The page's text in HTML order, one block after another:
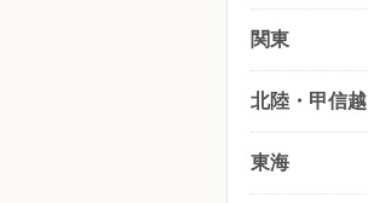
関東
北陸・甲信越
東海